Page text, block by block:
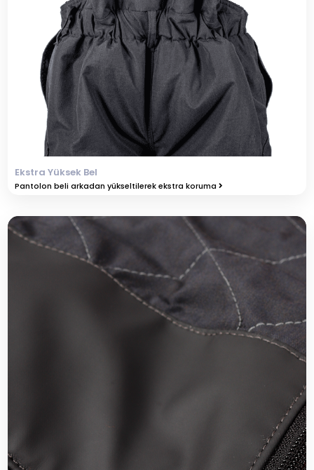
Ekstra Yüksek Bel
Pantolon beli arkadan yükseltilerek ekstra koruma